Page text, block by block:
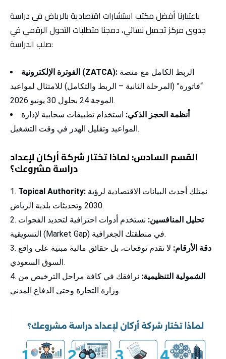
باعتبارنا أفضل مكتب استشارات اقتصادية بالرياض في دراسة
جدوى مركز تجميل نسائي، دمجنا متطلبات التحول الرقمي في
صلب الدراسة:
الفوترة الإلكترونية (ZATCA):
“فاتورة” (المرحلة الثانية – الربط والتكامل) للامتثال لمواعيد
الموجة 24 بحلول 30 يونيو 2026.
أنظمة الحجز الذكي: استخدام تطبيقات سحابية لإدارة
المواعيد وتقليل الهدر في وقت التشغيل.
القسم السادس: لماذا تختار شركة أركان لإعداد
دراسة مشروعك؟
Topical Authority:
2030 وتحديثات بلدية الرياض.
تحليل المنافسين: نستخدم أدوات احترافية لتحديد الفجوات
التسويقية (Market Gap) في منطقتك الجغرافية.
دقة الأرقام: لا نقدم توقعات، بل حقائق مالية مبنية على واقع
السوق السعودي.
الشمولية التنظيمية: نرافقك في كافة مراحل الترخيص من
وزارة التجارة وحتى الدفاع المدني.